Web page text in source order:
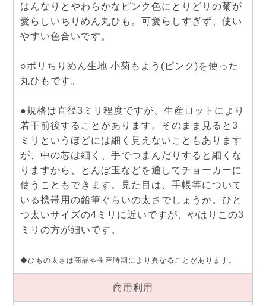
はんなりとやわらかなピンク色にとりどりの菊が
愛らしいちりめん丸ひも。可愛らしすぎず、使い
やすい色合いです。
○ポリちりめん生地 小菊もよう(ピンク)を使った
丸ひもです。
●規格は直径3ミリ程度ですが、生産ロットにより
若干前後することがあります。そのまま見ると3
ミリというほどには細く見えないこともあります
が、中の芯は細く、手でつまんだりすると細くな
りますから、とんぼ玉などを通してチョーカーに
使うこともできます。見た目は、手帳等について
いる携帯用の鉛筆ぐらいの太さでしょうか。ひと
つ太いサイズの4ミリに近いですが、やはりこの3
ミリの方が細いです。
◆ひもの太さは商品や生産時期により異なることがあります。
商用利用